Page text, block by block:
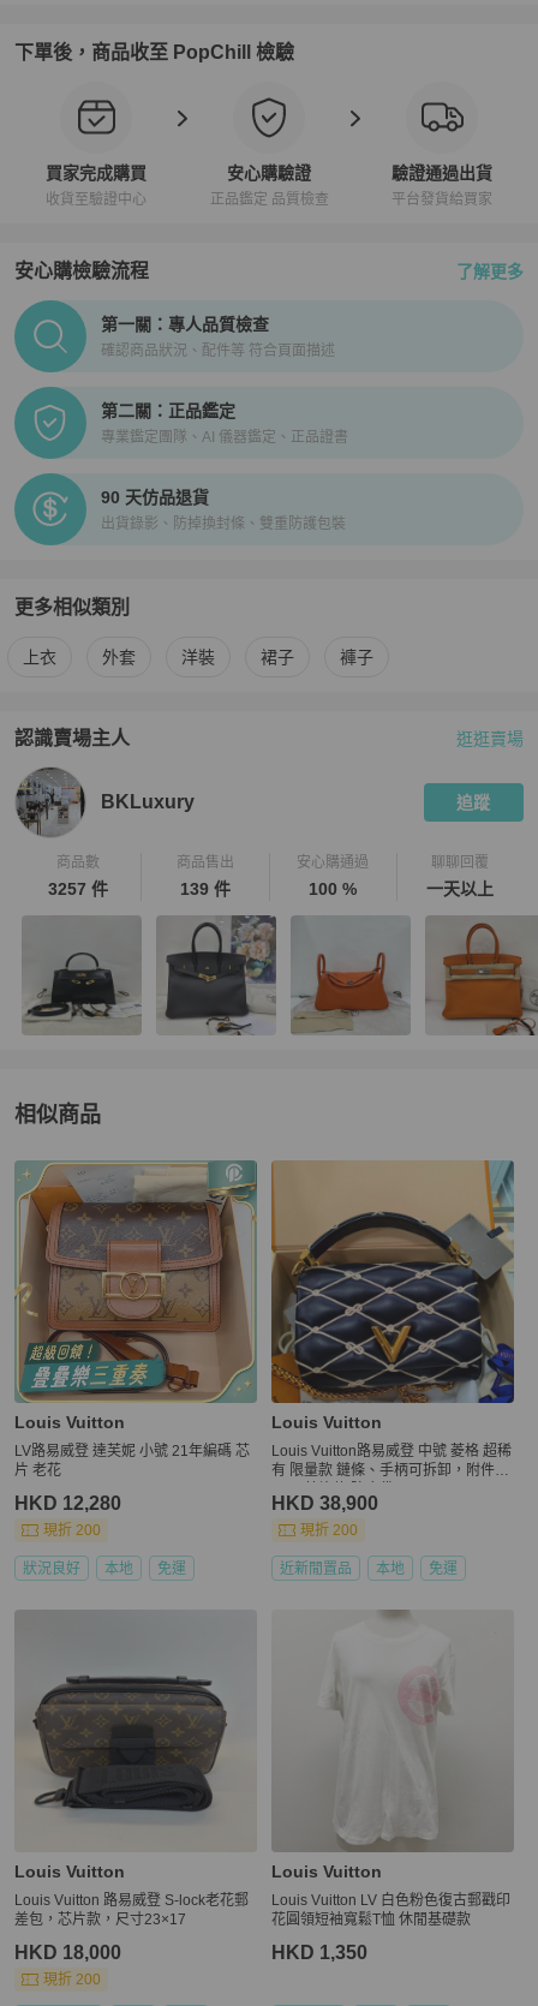
下單後，商品收至 PopChill 檢驗
買家完成購買
收貨至驗證中心
安心購驗證
正品鑑定 品質檢查
驗證通過出貨
平台發貨給買家
安心購檢驗流程 了解更多
PopChill拍拍圈正品驗證、安心購檢驗流程介紹
第一關：專人品質檢查
確認商品狀況、配件等 符合頁面描述
第二關：正品鑑定
專業鑑定團隊、AI 儀器鑑定、正品證書
90 天仿品退貨
出貨錄影、防掉換封條、雙重防護包裝
更多相似類別
更多 Louis Vuitton 女裝相似商品推薦
上衣 外套 洋裝 裙子 褲子
認識賣場主人
PopChill 拍拍圈嚴選賣家
逛逛賣場
BKLuxury 追蹤
商品數
3257 件
商品售出
139 件
安心購通過
100 %
聊聊回覆
一天以上
相似商品
更多相似Louis Vuitton女裝推薦精品
Louis Vuitton
LV路易威登 達芙妮 小號 21年編碼 芯
片 老花
HKD 12,280
現折 200
狀況良好 本地 免運
Louis Vuitton
Louis Vuitton路易威登 中號 菱格 超稀
有 限量款 鏈條、手柄可拆卸，附件鏡
HKD 38,900
現折 200
近新閒置品 本地 免運
Louis Vuitton
Louis Vuitton 路易威登 S-lock老花郵
差包，芯片款，尺寸23×17
HKD 18,000
現折 200
Louis Vuitton
Louis Vuitton LV 白色粉色復古郵戳印
花圓領短袖寬鬆T恤 休閒基礎款
HKD 1,350